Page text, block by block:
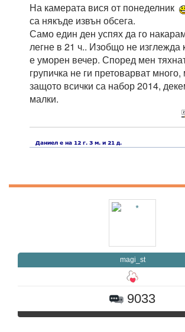
На камерата вися от понеделник
са някъде извън обсега.
Само един ден успях да го
легне в 21 ч.. Изобщо не изглежда
е уморен вечер. Според мен
групичка не ги претоварват много,
защото всички са набор 2014,
малки.
magi_st
9033